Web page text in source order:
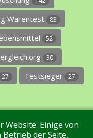
Warentest 83
52
30
27 Testsieger 27
Website. Einige von
der Seite,